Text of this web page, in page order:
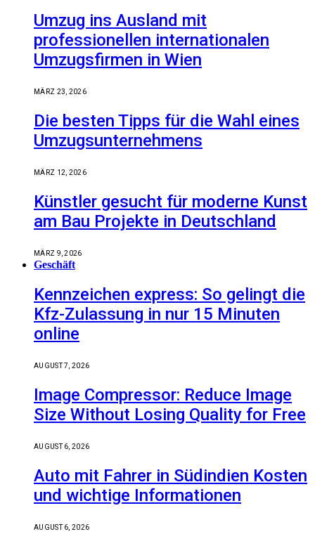
Umzug ins Ausland mit
professionellen internationalen
Umzugsfirmen in Wien
MÄRZ 23, 2026
Die besten Tipps für die Wahl eines
Umzugsunternehmens
MÄRZ 12, 2026
Künstler gesucht für moderne Kunst
am Bau Projekte in Deutschland
MÄRZ 9, 2026
Geschäft
Kennzeichen express: So gelingt die
Kfz-Zulassung in nur 15 Minuten
online
AUGUST 7, 2026
Image Compressor: Reduce Image
Size Without Losing Quality for Free
AUGUST 6, 2026
Auto mit Fahrer in Südindien Kosten
und wichtige Informationen
AUGUST 6, 2026